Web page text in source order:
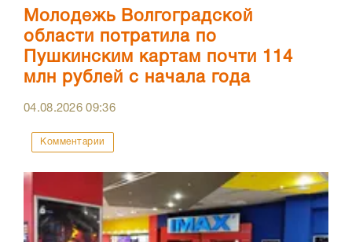
Молодежь Волгоградской
области потратила по
Пушкинским картам почти 114
млн рублей с начала года
04.08.202609:36
Комментарии